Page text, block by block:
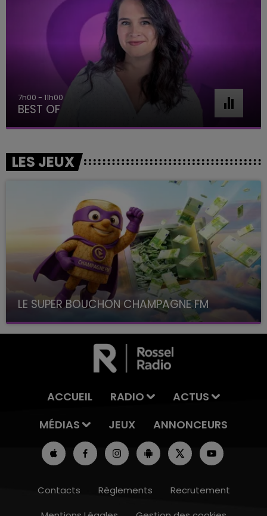
7h00 - 11h00
BEST OF
LES JEUX
LE SUPER BOUCHON CHAMPAGNE FM
avec La Famille Champagne FM, à 8H10
ACCUEIL RADIO
ACTUS
MÉDIAS
JEUX ANNONCEURS
Contacts Règlements
Recrutement